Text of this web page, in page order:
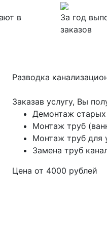
в
За год
заказов
Разводка
Заказав услугу, Вы
Демонтаж старых
Монтаж труб
Монтаж труб для
Замена труб
Цена от 4000 рублей